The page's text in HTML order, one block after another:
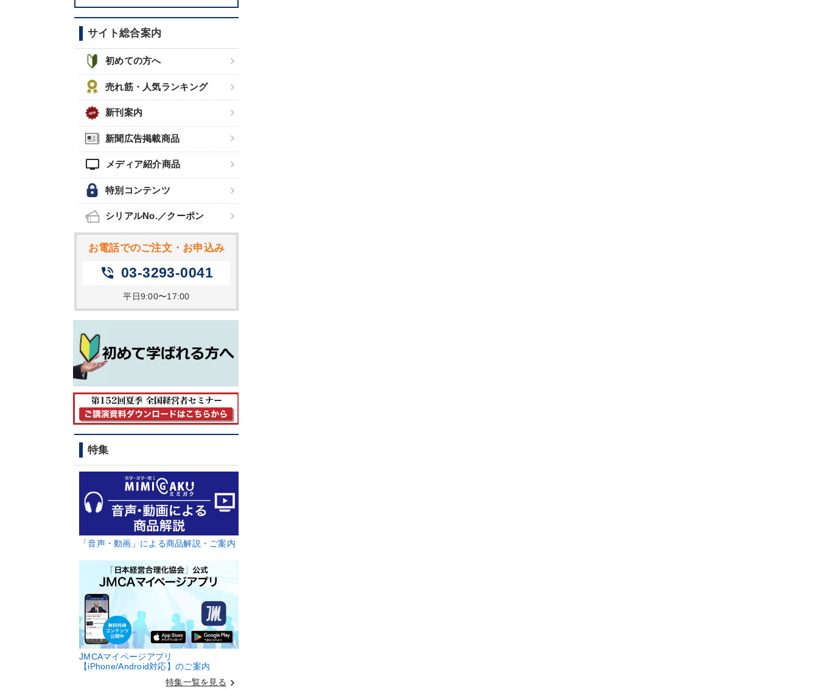
サイト総合案内
初めての方へ
売れ筋・人気ランキング
新刊案内
新聞広告掲載商品
tv メディア紹介商品
特別コンテンツ
シリアルNo.／クーポン
お電話でのご注文・お申込み
phone_in_talk 03-3293-0041
平日9:00〜17:00
特集
「音声・動画」による商品解説・ご案内
JMCAマイページアプリ
【iPhone/Android対応】のご案内
特集一覧を見る keyboard_arrow_right